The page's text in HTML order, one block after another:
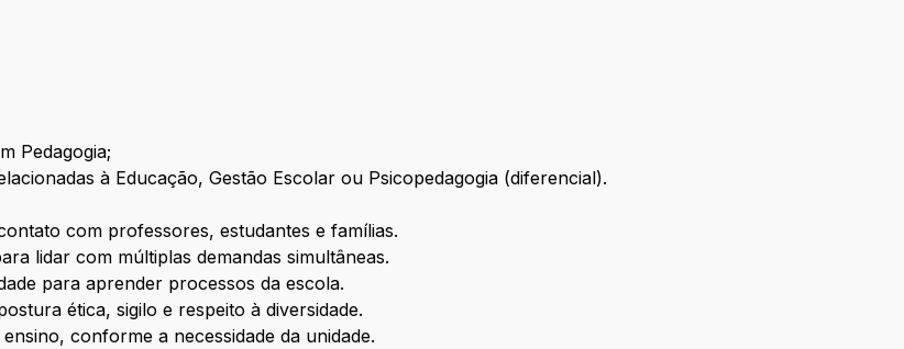
Pedagogia;
à Educação, Gestão Escolar ou Psicopedagogia (diferencial).
com professores, estudantes e famílias.
lidar com múltiplas demandas simultâneas.
para aprender processos da escola.
ética, sigilo e respeito à diversidade.
conforme a necessidade da unidade.